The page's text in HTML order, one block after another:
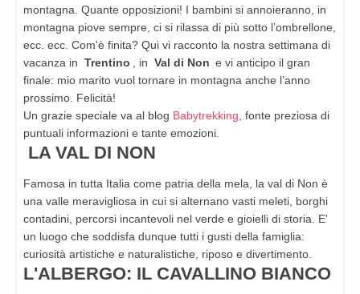
montagna. Quante opposizioni! I bambini si annoieranno, in
montagna piove sempre, ci si rilassa di più sotto l’ombrellone,
ecc. ecc. Com'è finita? Qui vi racconto la nostra settimana di
vacanza in Trentino , in Val di Non e vi anticipo il gran
finale: mio marito vuol tornare in montagna anche l’anno
prossimo. Felicità!
Un grazie speciale va al blog Babytrekking , fonte preziosa di
puntuali informazioni e tante emozioni.
LA VAL DI NON
Famosa in tutta Italia come patria della mela, la val di Non è
una valle meravigliosa in cui si alternano vasti meleti, borghi
contadini, percorsi incantevoli nel verde e gioielli di storia. E'
un luogo che soddisfa dunque tutti i gusti della famiglia:
curiosità artistiche e naturalistiche, riposo e divertimento.
L'ALBERGO: IL CAVALLINO BIANCO